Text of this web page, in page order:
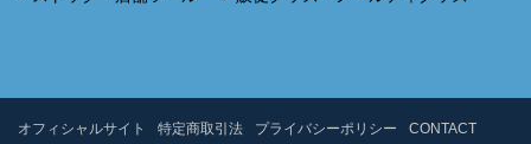
オフィシャルサイト 特定商取引法 プライバシーポリシー CONTACT